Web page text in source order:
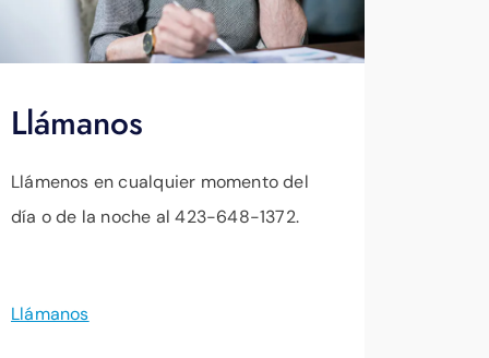
Llámanos
Llámenos en cualquier momento del
día o de la noche al 423-648-1372.
Llámanos